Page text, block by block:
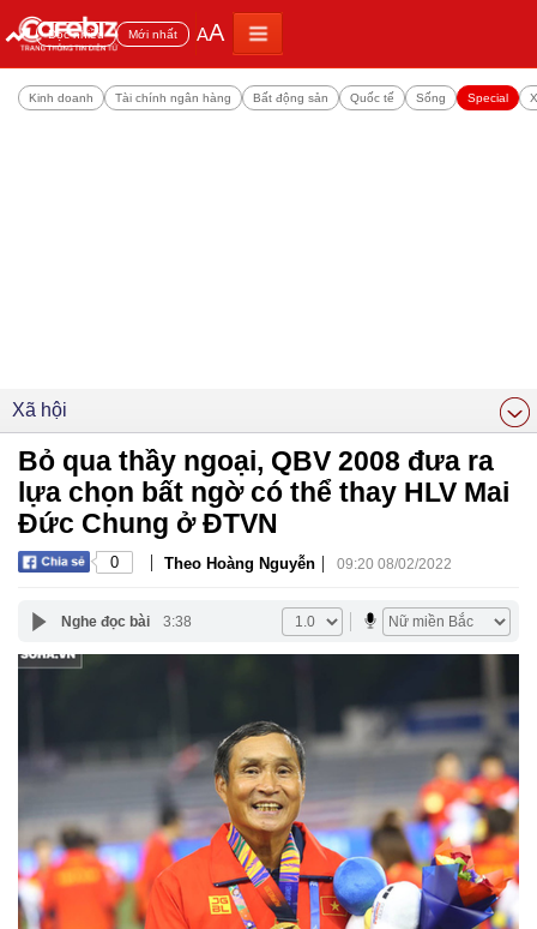
Đọc nhiều Mới nhất AA
Kinh doanh Tài chính ngân hàng Bất động sản Quốc tế Sống Special
Xã hội
Bỏ qua thầy ngoại, QBV 2008 đưa ra
lựa chọn bất ngờ có thể thay HLV Mai
Đức Chung ở ĐTVN
0 | Theo Hoàng Nguyễn | 09:20 08/02/2022
Nghe đọc bài 3:38